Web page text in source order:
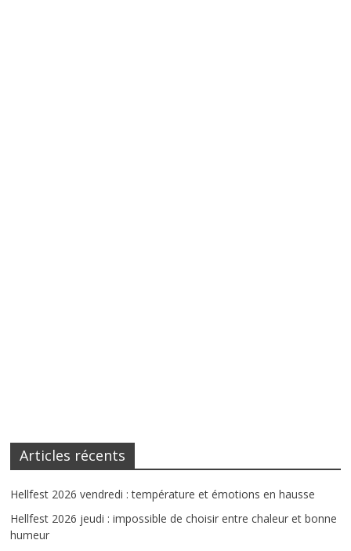
Articles récents
Hellfest 2026 vendredi : température et émotions en hausse
Hellfest 2026 jeudi : impossible de choisir entre chaleur et bonne
humeur